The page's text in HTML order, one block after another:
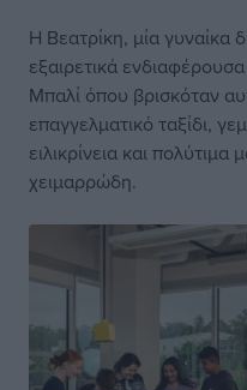
Η Βεατρίκη, μία γυναίκα
εξαιρετικά
Μπαλί όπου βρισκόταν
επαγγελματικό ταξίδι,
ειλικρίνεια και
χειμαρρώδη.